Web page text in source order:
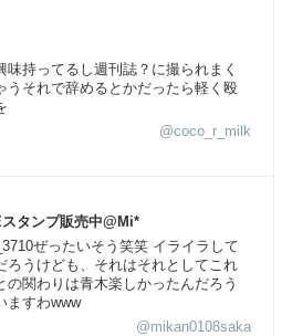
味持ってるし週刊誌？に撮られまく
うそれで辞めるとかだったら軽く殴
@coco_r_milk
タンプ販売中@Mi*
ぜったいそう笑笑 イライラして
ろうけども、それはそれとしてこれ
の関わりは青木楽しかったんだろう
ますわwww
@mikan0108saka